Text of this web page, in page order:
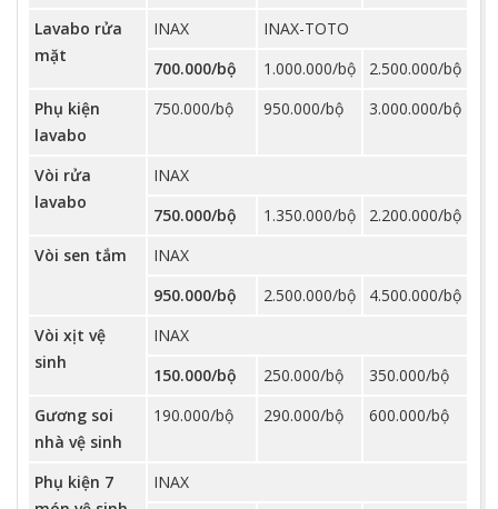
Lavabo rửa
mặt
INAX
INAX-TOTO
700.000/bộ
1.000.000/bộ
2.500.000/bộ
Phụ kiện
lavabo
750.000/bộ 950.000/bộ 3.000.000/bộ
Vòi rửa
lavabo
INAX
750.000/bộ
1.350.000/bộ
2.200.000/bộ
Vòi sen tắm
INAX
950.000/bộ
2.500.000/bộ
4.500.000/bộ
Vòi xịt vệ
sinh
INAX
150.000/bộ
250.000/bộ
350.000/bộ
Gương soi
nhà vệ sinh
190.000/bộ 290.000/bộ 600.000/bộ
Phụ kiện 7
INAX